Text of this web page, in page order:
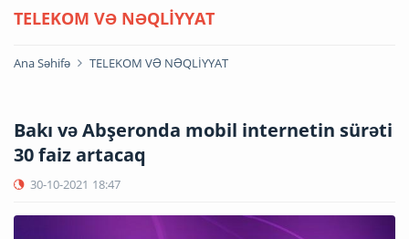
TELEKOM VƏ NƏQLİYYAT
Ana Səhifə TELEKOM VƏ NƏQLİYYAT
Bakı və Abşeronda mobil internetin sürəti
30 faiz artacaq
30-10-2021 18:47